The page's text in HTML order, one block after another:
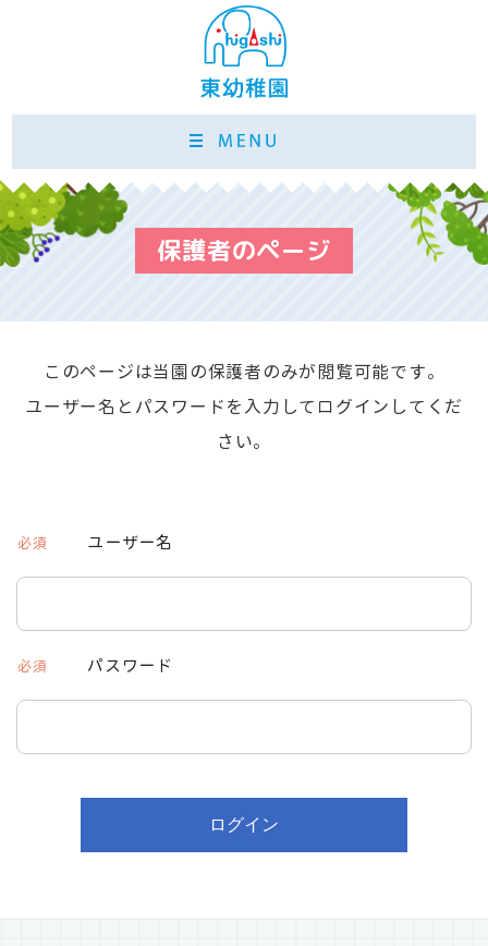
保護者のページ
このページは当園の保護者のみが閲覧可能です。
ユーザー名とパスワードを入力してログインしてくだ
さい。
ユーザー名
必須
パスワード
必須